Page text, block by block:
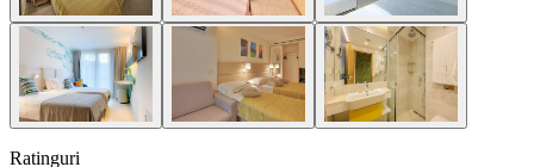
Ratinguri